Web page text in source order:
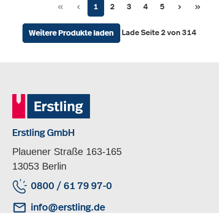
Seite
1 Seite
2 Seite
3 Seite
4 Seite
5
Weitere Produkte laden Lade Seite 2 von 314
Erstling GmbH
Plauener Straße 163-165
13053 Berlin
0800 / 61 79 97-0
info@erstling.de